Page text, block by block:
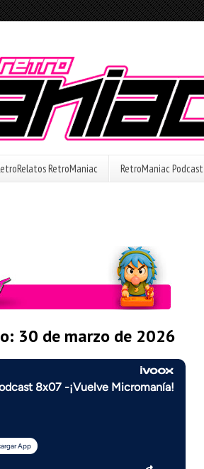
RetroManiac RetroManiac Podcast
30 de marzo de 2026